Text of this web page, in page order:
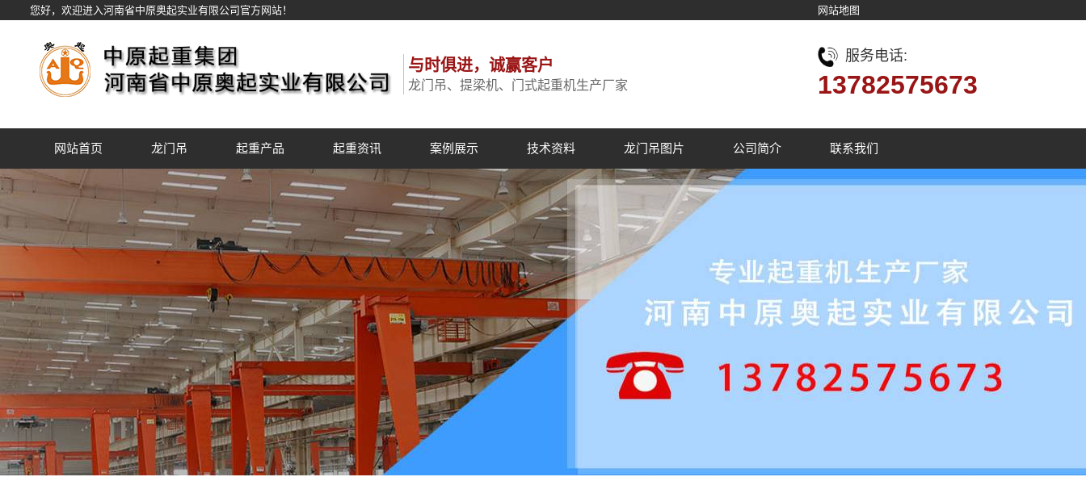
您好，欢迎进入河南省中原奥起实业有限公司官方网站！ 网站地图
与时俱进，诚赢客户
龙门吊、提梁机、门式起重机生产厂家
服务电话:
13782575673
网站首页 龙门吊 起重产品 起重资讯 案例展示 技术资料 龙门吊图片 公司简介 联系我们